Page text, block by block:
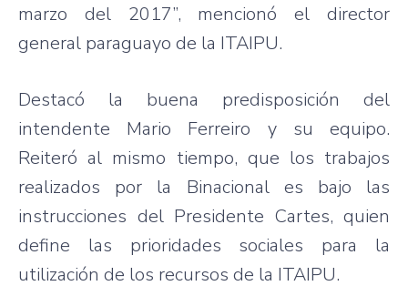
marzo del 2017”, mencionó el director
general paraguayo de la ITAIPU.
Destacó la buena predisposición del
intendente Mario Ferreiro y su equipo.
Reiteró al mismo tiempo, que los trabajos
realizados por la Binacional es bajo las
instrucciones del Presidente Cartes, quien
define las prioridades sociales para la
utilización de los recursos de la ITAIPU.